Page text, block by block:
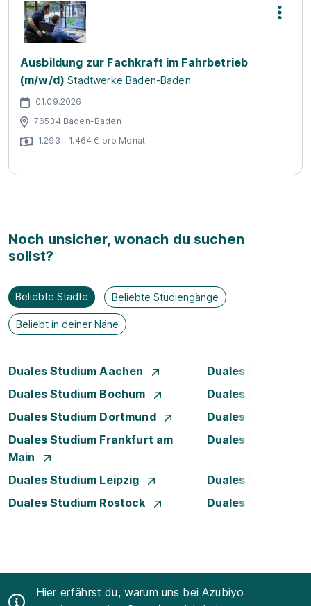
Ausbildung zur Fachkraft im Fahrbetrieb
(m/w/d) Stadtwerke Baden-Baden
01.09.2026
76534 Baden-Baden
1.293 - 1.464 € pro Monat
Noch unsicher, wonach du suchen
sollst?
Beliebte Städte Beliebte Studiengänge
Beliebt in deiner Nähe
Duales Studium Aachen
Duales Studium
Duales Studium Bochum
Duales Studium
Duales Studium Dortmund
Duales Studium
Duales Studium Frankfurt am
Main
Duales Studium
Duales Studium Leipzig
Duales Studium
Duales Studium Rostock
Duales Studium
Hier erfährst du, warum uns bei Azubiyo